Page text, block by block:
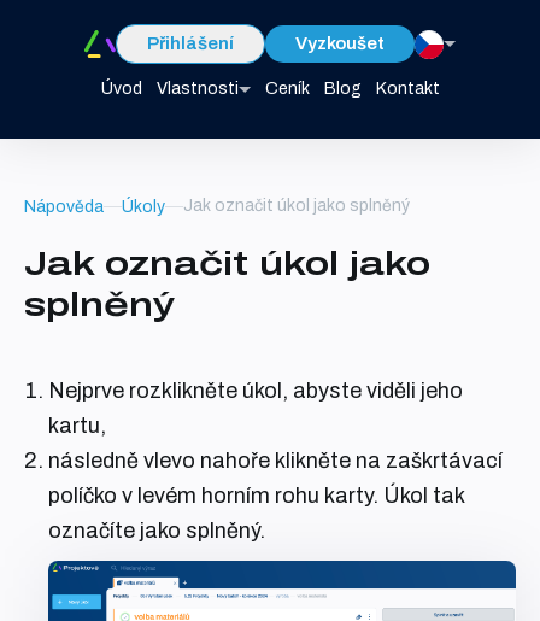
Úvod Vlastnosti Ceník Blog Kontakt
Přihlášení Vyzkoušet
Nápověda Úkoly Jak označit úkol jako splněný
Jak označit úkol jako
splněný
Nejprve rozklikněte úkol, abyste viděli jeho
kartu,
následně vlevo nahoře klikněte na zaškrtávací
políčko v levém horním rohu karty. Úkol tak
označíte jako splněný.